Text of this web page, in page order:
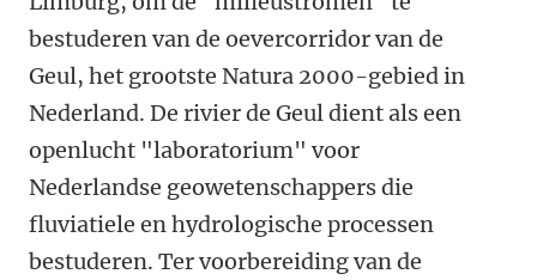
bestuderen van de oevercorridor van de
Geul, het grootste Natura 2000-gebied in
Nederland. De rivier de Geul dient als een
openlucht "laboratorium" voor
Nederlandse geowetenschappers die
fluviatiele en hydrologische processen
bestuderen. Ter voorbereiding van de